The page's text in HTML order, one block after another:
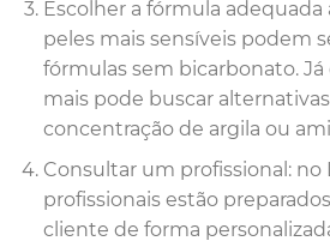
Escolher a fórmula
peles mais sensíveis podem
fórmulas sem bicarbonato.
mais pode buscar
concentração de argila ou
Consultar um profissional: no
profissionais estão
cliente de forma